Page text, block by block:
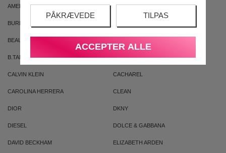
PÅKRÆVEDE TILPAS
ACCEPTER ALLE
AMERICAN CREW ARMAF
BURBERRY
BEAUTE PACIFIQUE
B.TAN BRUNO BANANI
CALVIN KLEIN CACHAREL
CAROLINA HERRERA CLEAN
DIOR DKNY
DIESEL DOLCE & GABBANA
DAVID BECKHAM ELIZABETH ARDEN